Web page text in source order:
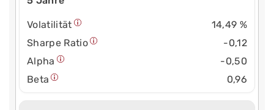
Volatilität
14,49 %
Sharpe Ratio
-0,12
Alpha
-0,50
Beta
0,96